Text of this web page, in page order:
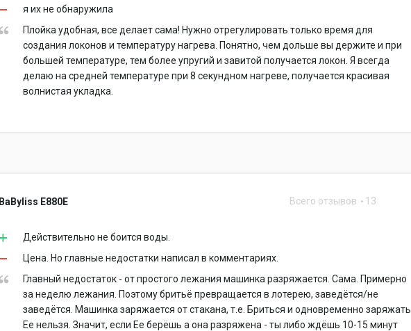
я их не обнаружила
Плойка удобная, все делает сама! Нужно отрегулировать только время для
создания локонов и температуру нагрева. Понятно, чем дольше вы держите и при
большей температуре, тем более упругий и завитой получается локон. Я всегда
делаю на средней температуре при 8 секундном нагреве, получается красивая
волнистая укладка.
BaByliss E880E Всего отзывов 13
Действительно не боится воды.
Цена. Но главные недостатки написал в комментариях.
Главный недостаток - от простого лежания машинка разряжается. Сама. Примерно
за неделю лежания. Поэтому бритьё превращается в лотерею, заведётся/не
заведётся. Машинка заряжается от стакана, т.е. Бриться и одновременно заряжать
Ее нельзя. Значит, если Ее берёшь а она разряжена - ты либо ждёшь 10-15 минут